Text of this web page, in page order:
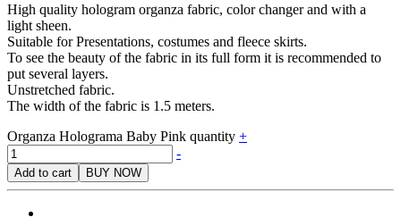
High quality hologram organza fabric, color changer and with a
light sheen.
Suitable for Presentations, costumes and fleece skirts.
To see the beauty of the fabric in its full form it is recommended to
put several layers.
Unstretched fabric.
The width of the fabric is 1.5 meters.
Organza Holograma Baby Pink quantity +
-
Add to cart BUY NOW